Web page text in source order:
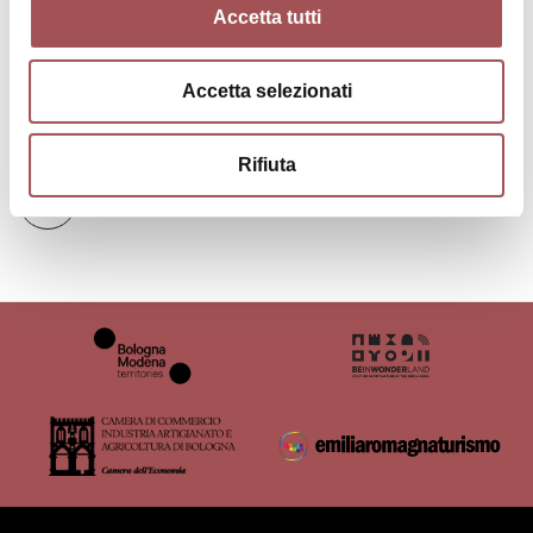
Accetta tutti
Accetta selezionati
Rifiuta
Contacts